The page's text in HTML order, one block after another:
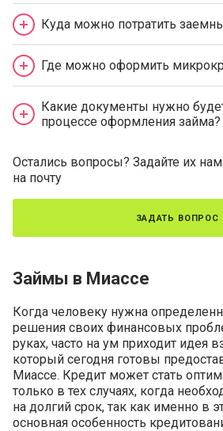
Куда можно потратить
Где можно оформить
Какие документы нужно
процессе оформления займа?
Остались вопросы? Задайте их
на почту
задать вопрос
Займы в Миассе
Когда человеку нужна
решения своих финансовых
руках, часто на ум приходит идея
который сегодня готовы
Миассе. Кредит может стать
только в тех случаях, когда
на долгий срок, так как именно в
основная особенность